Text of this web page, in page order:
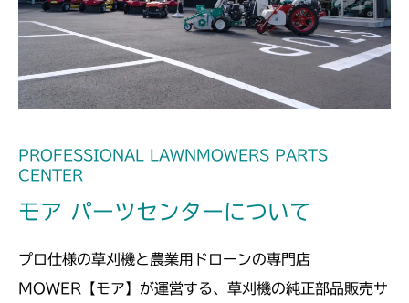
フロントデフ FIG4 ナックル
CMX2508YC/YCS
フロントデフ FIG4 ナックル
PROFESSIONAL LAWNMOWERS PARTS
CENTER
モア パーツセンターについて
プロ仕様の草刈機と農業用ドローンの専門店
MOWER【モア】が運営する、草刈機の純正部品販売サ